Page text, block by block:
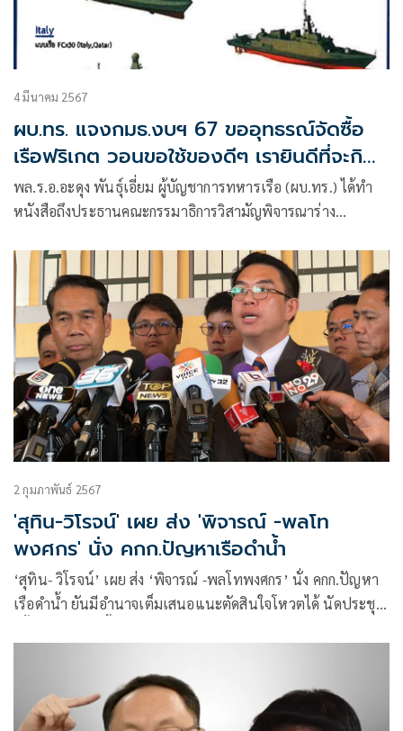
4 มีนาคม 2567
ผบ.ทร. แจงกมธ.งบฯ 67 ขออุทธรณ์จัดซื้อ
เรือฟริเกต วอนขอใช้ของดีๆ เรายินดีที่จะกิน
มาม่า
พล.ร.อ.อะดุง พันธุ์เอี่ยม ผู้บัญชาการทหารเรือ (ผบ.ทร.) ได้ทำ
หนังสือถึงประธานคณะกรรมาธิการวิสามัญพิจารณาร่าง
ขออุทธรณ์ผลการพิจารณาของ คณะอนุกรรมาธิการด้านมั่นคงฯ
ที่มีมติให้ปรับลดงบประมาณ
2 กุมภาพันธ์ 2567
'สุทิน-วิโรจน์' เผย ส่ง 'พิจารณ์ -พลโท
พงศกร' นั่ง คกก.ปัญหาเรือดำน้ำ
‘สุทิน- วิโรจน์’ เผย ส่ง ‘พิจารณ์ -พลโทพงศกร’ นั่ง คกก.ปัญหา
เรือดำน้ำ ยันมีอำนาจเต็มเสนอแนะตัดสินใจโหวตได้ นัดประชุม